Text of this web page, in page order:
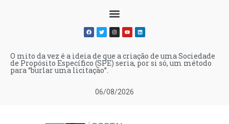
06/08/2026
O mito da vez é a ideia de que a criação de uma Sociedade
de Propósito Específico (SPE) seria, por si só, um método
para “burlar uma licitação”.